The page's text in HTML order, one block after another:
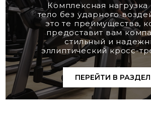
Комплексная нагрузка
тело без ударного
это те преимущества,
предоставит вам
стильный и
эллиптический кросс-
ПЕРЕЙТИ В РАЗДЕЛ